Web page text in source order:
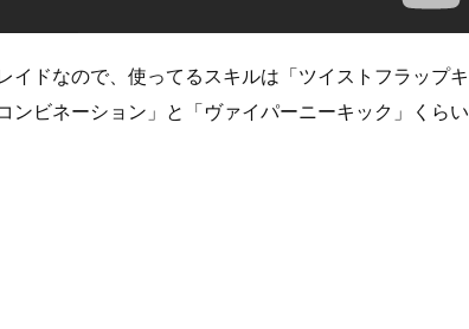
イドなので、使ってるスキルは「ツイストフラップキ
ンビネーション」と「ヴァイパーニーキック」くらい